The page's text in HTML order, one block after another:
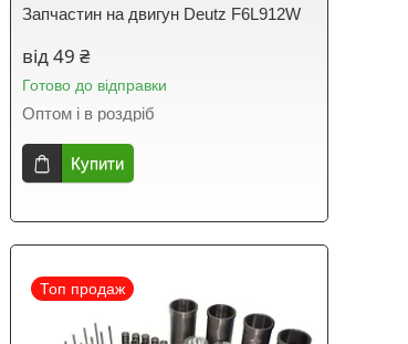
Запчастин на двигун Deutz F6L912W
від 49 ₴
Готово до відправки
Оптом і в роздріб
Купити
Топ продаж